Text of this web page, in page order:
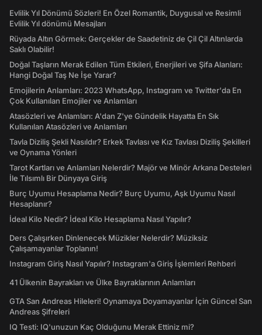
Evlilik Yıl Dönümü Sözleri! En Özel Romantik, Duygusal ve Resimli
Evlilik Yıl dönümü Mesajları
Rüyada Altın Görmek: Gerçekler de Saadetiniz de Çil Çil Altınlarda
Saklı Olabilir!
Doğal Taşların Merak Edilen Tüm Etkileri, Enerjileri ve Şifa Alanları:
Hangi Doğal Taş Ne İşe Yarar?
Emojilerin Anlamları: 2023 WhatsApp, Instagram ve Twitter'da En
Çok Kullanılan Emojiler ve Anlamları
Atasözleri ve Anlamları: A'dan Z'ye Gündelik Hayatta En Sık
Kullanılan Atasözleri ve Anlamları
Tavla Diziliş Şekli Nasıldır? Erkek Tavlası ve Kız Tavlası Diziliş Şekilleri
ve Oynama Yönleri
Tarot Kartları ve Anlamları Nelerdir? Majör ve Minör Arkana Desteleri
İle Tılsımlı Bir Dünyaya Giriş
Burç Uyumu Hesaplama Nedir? Burç Uyumu, Aşk Uyumu Nasıl
Hesaplanır?
İdeal Kilo Nedir? İdeal Kilo Hesaplama Nasıl Yapılır?
Ders Çalışırken Dinlenecek Müzikler Nelerdir? Müziksiz
Çalışamayanlar Toplanın!
Instagram Giriş Nasıl Yapılır? Instagram'a Giriş İşlemleri Rehberi
41 Ülkenin Bayrakları ve Ülke Bayraklarının Anlamları
GTA San Andreas Hileleri! Oynamaya Doyamayanlar İçin Güncel San
Andreas Şifreleri
IQ Testi: IQ'unuzun Kaç Olduğunu Merak Ettiniz mi?